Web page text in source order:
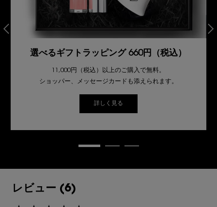
選べるギフトラッピング 660円（税込）
11,000円（税込）以上のご購入で無料。
ショッパー、メッセージカードも添えられます。
詳しく見る
レビュー (6)